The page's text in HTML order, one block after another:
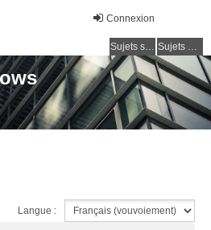
Connexion
Sujets sans réponse Sujets actifs
Langue :